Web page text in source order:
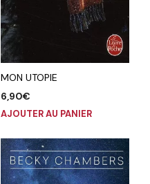
MON UTOPIE
6,90€
AJOUTER AU PANIER